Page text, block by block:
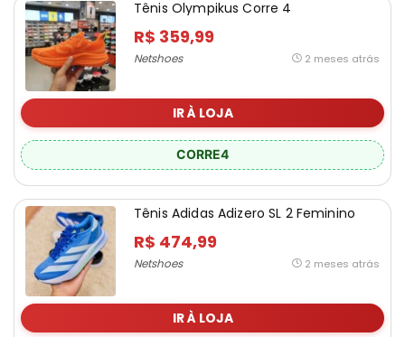
Tênis Olympikus Corre 4
R$ 359,99
Netshoes 2 meses atrás
IR À LOJA
CORRE4
Tênis Adidas Adizero SL 2 Feminino
R$ 474,99
Netshoes 2 meses atrás
IR À LOJA